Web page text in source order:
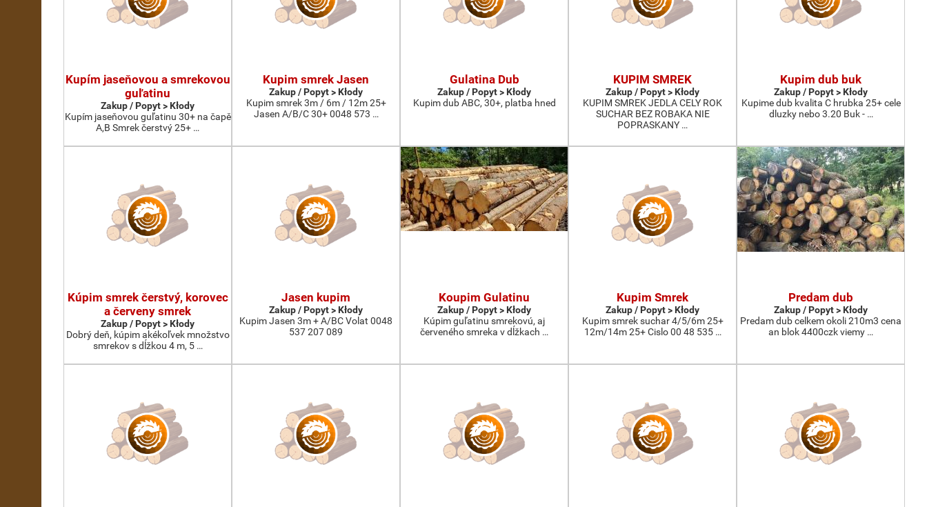
Kupím jaseňovou a smrekovou
guľatinu
Zakup / Popyt > Kłody
Kupím jaseňovou guľatinu 30+ na čapě
A,B Smrek čerstvý 25+ …
Kupim smrek Jasen
Zakup / Popyt > Kłody
Kupim smrek 3m / 6m / 12m 25+
Jasen A/B/C 30+ 0048 573 …
Gulatina Dub
Zakup / Popyt > Kłody
Kupim dub ABC, 30+, platba hned
KUPIM SMREK
Zakup / Popyt > Kłody
KUPIM SMREK JEDLA CELY ROK
SUCHAR BEZ ROBAKA NIE
POPRASKANY …
Kupim dub buk
Zakup / Popyt > Kłody
Kupime dub kvalita C hrubka 25+ cele
dluzky nebo 3.20 Buk - …
Kúpim smrek čerstvý, korovec
a červeny smrek
Zakup / Popyt > Kłody
Dobrý deň, kúpim akékoľvek množstvo
smrekov s dĺžkou 4 m, 5 …
Jasen kupim
Zakup / Popyt > Kłody
Kupim Jasen 3m + A/BC Volat 0048
537 207 089
Koupim Gulatinu
Zakup / Popyt > Kłody
Kúpim guľatinu smrekovú, aj
červeného smreka v dĺžkach …
Kupim Smrek
Zakup / Popyt > Kłody
Kupim smrek suchar 4/5/6m 25+
12m/14m 25+ Cislo 00 48 535 …
Predam dub
Zakup / Popyt > Kłody
Predam dub celkem okoli 210m3 cena
an blok 4400czk viemy …